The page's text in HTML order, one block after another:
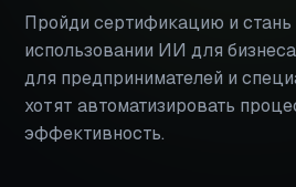
Пройди сертификацию и стань
использовании ИИ для
для предпринимателей и
хотят автоматизировать
эффективность.